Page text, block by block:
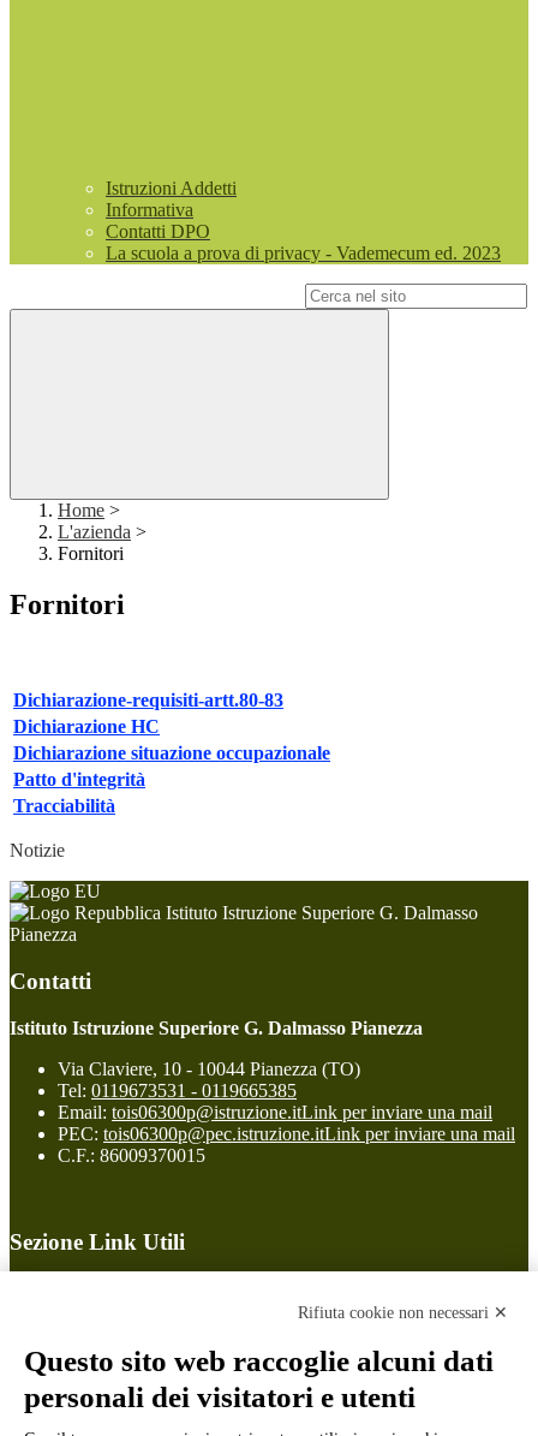
Istruzioni Addetti
Informativa
Contatti DPO
La scuola a prova di privacy - Vademecum ed. 2023
Home >
L'azienda >
Fornitori
Fornitori
Dichiarazione-requisiti-artt.80-83
Dichiarazione HC
Dichiarazione situazione occupazionale
Patto d'integrità
Tracciabilità
Notizie
Istituto Istruzione Superiore G. Dalmasso
Pianezza
Contatti
Istituto Istruzione Superiore G. Dalmasso Pianezza
Via Claviere, 10 - 10044 Pianezza (TO)
Tel: 0119673531 - 0119665385
Email: tois06300p@istruzione.itLink per inviare una mail
PEC: tois06300p@pec.istruzione.itLink per inviare una mail
C.F.: 86009370015
Sezione Link Utili
Ufficio Relazioni con il Pubblico
Dichiarazione di accessibilità
Obiettivi di accessibilità
Rifiuta cookie non necessari ✕
Questo sito web raccoglie alcuni dati
personali dei visitatori e utenti